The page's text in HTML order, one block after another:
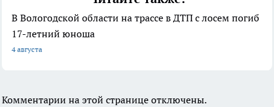
В Вологодской области на трассе в ДТП с лосем погиб
17-летний юноша
4 августа
Комментарии на этой странице отключены.